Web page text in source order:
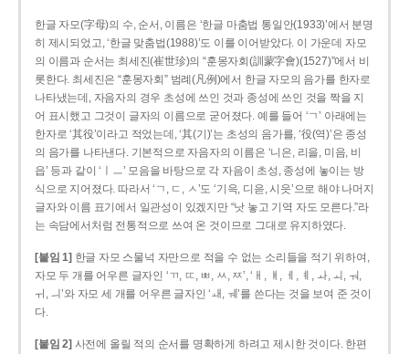
한글 자모(字母)의 수, 순서, 이름은 ‘한글 마춤법 통일안(1933)’에서 분명
히 제시되었고, ‘한글 맞춤법(1988)’도 이를 이어받았다. 이 가운데 자모
의 이름과 순서는 최세진(崔世珍)의 “훈몽자회(訓蒙字會)(1527)”에서 비
롯한다. 최세진은 “훈몽자회” 범례(凡例)에서 한글 자모의 음가를 한자로
나타냈는데, 자음자의 경우 초성에 쓰인 것과 종성에 쓰인 것을 짝을 지
어 표시했고 그것이 글자의 이름으로 굳어졌다. 예를 들어 ‘ㄱ’ 아래에는
한자로 ‘其役’이라고 적었는데, ‘其(기)’는 초성의 음가를, ‘役(역)’은 종성
의 음가를 나타낸다. 기본적으로 자음자의 이름은 ‘니은, 리을, 미음, 비
읍’ 등과 같이 ‘ㅣㅡ’ 모음을 바탕으로 각 자음이 초성, 종성에 놓이는 방
식으로 지어졌다. 따라서 ‘ㄱ, ㄷ, ㅅ’도 ‘기윽, 디읃, 시읏’으로 해야 나머지
글자와 이름 표기에서 일관성이 있겠지만 “낫 놓고 기역 자도 모른다.”라
는 속담에서처럼 전통적으로 쓰여 온 것이므로 그대로 유지하였다.
[붙임 1] 한글 자모 스물넉 자만으로 적을 수 없는 소리들을 적기 위하여,
자모 두 개를 어우른 글자인 ‘ㄲ, ㄸ, ㅃ, ㅆ, ㅉ’, ‘ㅐ, ㅒ, ㅔ, ㅖ, ㅘ, ㅚ, ㅝ,
ㅟ, ㅢ’와 자모 세 개를 어우른 글자인 ‘ㅙ, ㅞ’를 쓴다는 것을 보여 준 것이
다.
[붙임 2] 사전에 올릴 적의 순서를 명확하게 하려고 제시한 것이다. 한편